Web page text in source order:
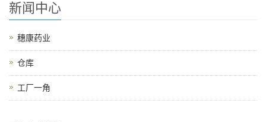
新闻中心
穗康药业
仓库
工厂一角